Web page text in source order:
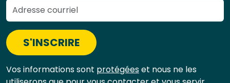
S'INSCRIRE
Vos informations sont protégéeset nous ne les